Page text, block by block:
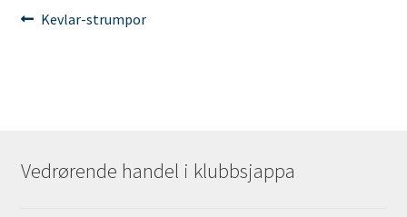
Innleggsnavigasjon
Forrige
Kevlar-strumpor
Vedrørende handel i klubbsjappa